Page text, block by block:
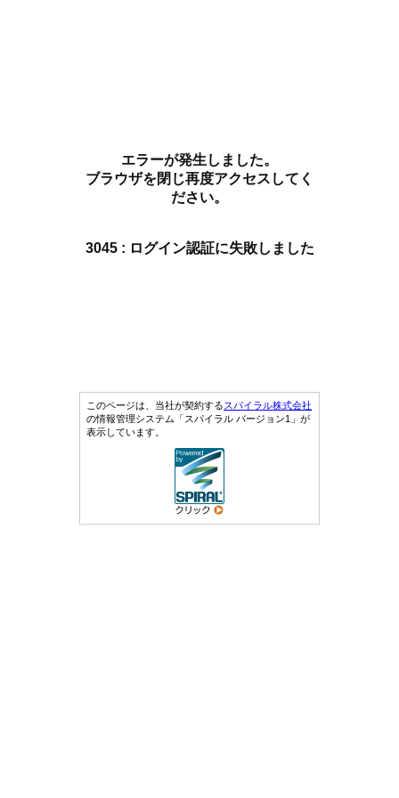
エラーが発生しました。
ブラウザを閉じ再度アクセスしてく
ださい。
3045 : ログイン認証に失敗しました
このページは、当社が契約するスパイラル株式会社
の情報管理システム「スパイラル バージョン1」が
表示しています。